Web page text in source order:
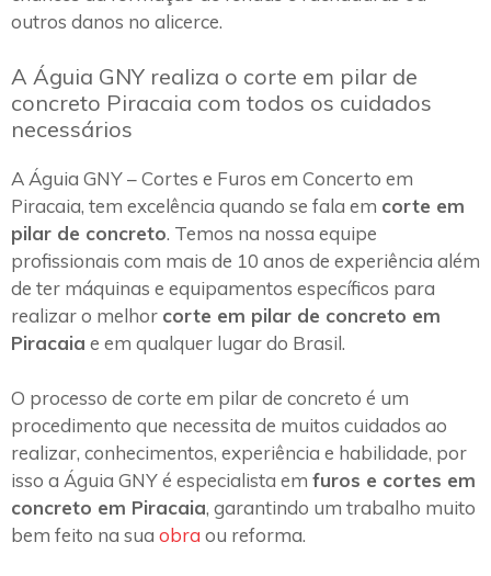
outros danos no alicerce.
A Águia GNY realiza o corte em pilar de
concreto Piracaia com todos os cuidados
necessários
A Águia GNY – Cortes e Furos em Concerto em
Piracaia, tem excelência quando se fala em corte em
pilar de concreto. Temos na nossa equipe
profissionais com mais de 10 anos de experiência além
de ter máquinas e equipamentos específicos para
realizar o melhor corte em pilar de concreto em
Piracaia e em qualquer lugar do Brasil.
O processo de corte em pilar de concreto é um
procedimento que necessita de muitos cuidados ao
realizar, conhecimentos, experiência e habilidade, por
isso a Águia GNY é especialista em furos e cortes em
concreto em Piracaia, garantindo um trabalho muito
bem feito na sua obra ou reforma.